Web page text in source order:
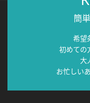
簡
希望
初めての
大
お忙しい